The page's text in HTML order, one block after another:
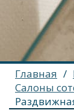
Главная /
Салоны